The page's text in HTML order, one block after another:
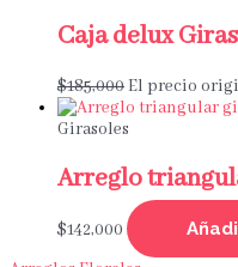
Caja delux
$185,000El precio
Girasoles
Arreglo
$142,000